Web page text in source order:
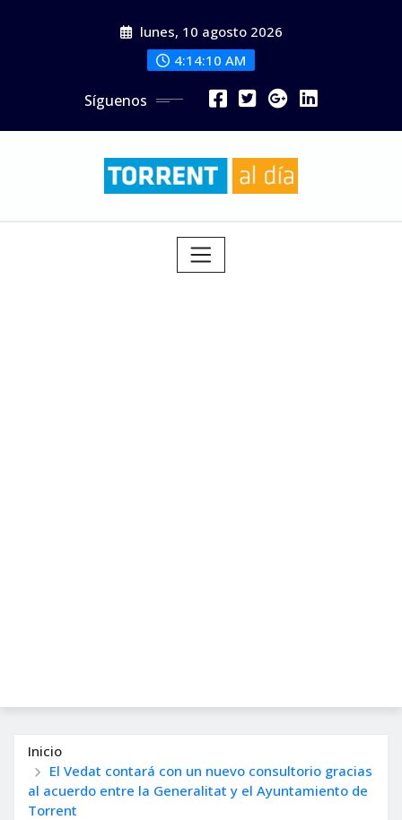
lunes, 10 agosto 2026
4:14:11 AM
Síguenos
Inicio
El Vedat contará con un nuevo consultorio gracias
al acuerdo entre la Generalitat y el Ayuntamiento de
Torrent